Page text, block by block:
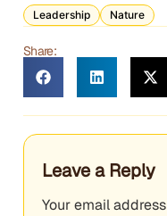
Leadership Nature
Share:
Leave a Reply
Your email